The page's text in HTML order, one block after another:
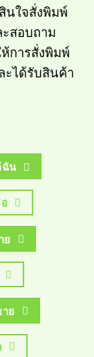
ใจสั่งพิมพ์
สอบถาม
การสั่งพิมพ์
ะได้รับสินค้า
ฉัน
ย
ย